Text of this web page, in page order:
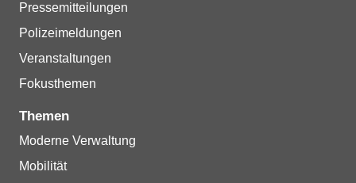
Pressemitteilungen
Polizeimeldungen
Veranstaltungen
Fokusthemen
Themen
Moderne Verwaltung
Mobilität